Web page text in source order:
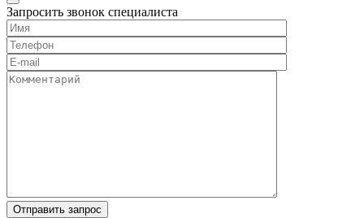
Запросить звонок специалиста